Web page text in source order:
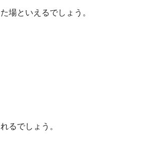
場といえるでしょう。
るでしょう。